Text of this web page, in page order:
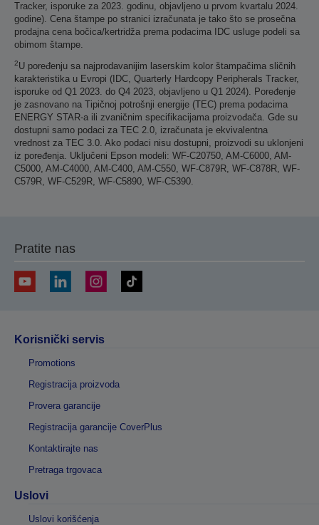
Tracker, isporuke za 2023. godinu, objavljeno u prvom kvartalu 2024.
godine). Cena štampe po stranici izračunata je tako što se prosečna
prodajna cena bočica/kertridža prema podacima IDC usluge podeli sa
obimom štampe.
2U poređenju sa najprodavanijim laserskim kolor štampačima sličnih
karakteristika u Evropi (IDC, Quarterly Hardcopy Peripherals Tracker,
isporuke od Q1 2023. do Q4 2023, objavljeno u Q1 2024). Poređenje
je zasnovano na Tipičnoj potrošnji energije (TEC) prema podacima
ENERGY STAR-a ili zvaničnim specifikacijama proizvođača. Gde su
dostupni samo podaci za TEC 2.0, izračunata je ekvivalentna
vrednost za TEC 3.0. Ako podaci nisu dostupni, proizvodi su uklonjeni
iz poređenja. Uključeni Epson modeli: WF-C20750, AM-C6000, AM-
C5000, AM-C4000, AM-C400, AM-C550, WF-C879R, WF-C878R, WF-
C579R, WF-C529R, WF-C5890, WF-C5390.
Pratite nas
Korisnički servis
Promotions
Registracija proizvoda
Provera garancije
Registracija garancije CoverPlus
Kontaktirajte nas
Pretraga trgovaca
Uslovi
Uslovi korišćenja